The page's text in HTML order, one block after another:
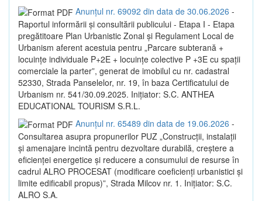
Anunțul nr. 69092 din data de 30.06.2026 -
Raportul informării și consultării publicului - Etapa I - Etapa
pregătitoare Plan Urbanistic Zonal și Regulament Local de
Urbanism aferent acestuia pentru „Parcare subterană +
locuințe individuale P+2E + locuințe colective P +3E cu spații
comerciale la parter”, generat de imobilul cu nr. cadastral
52330, Strada Panselelor, nr. 19, în baza Certificatului de
Urbanism nr. 541/30.09.2025. Inițiator: S.C. ANTHEA
EDUCATIONAL TOURISM S.R.L.
Anunțul nr. 65489 din data de 19.06.2026 -
Consultarea asupra propunerilor PUZ „Construcții, instalații
și amenajare incintă pentru dezvoltare durabilă, creștere a
eficienței energetice și reducere a consumului de resurse în
cadrul ALRO PROCESAT (modificare coeficienți urbanistici și
limite edificabil propus)”, Strada Milcov nr. 1. Inițiator: S.C.
ALRO S.A.